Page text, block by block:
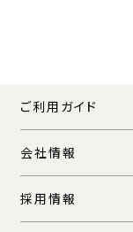
ご利用ガイド
会社情報
採用情報